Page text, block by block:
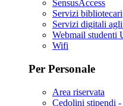
SensusAccess
Servizi bibliotecari
Servizi digitali
Webmail studenti
Wifi
Per Personale
Area riservata
Cedolini stipendi